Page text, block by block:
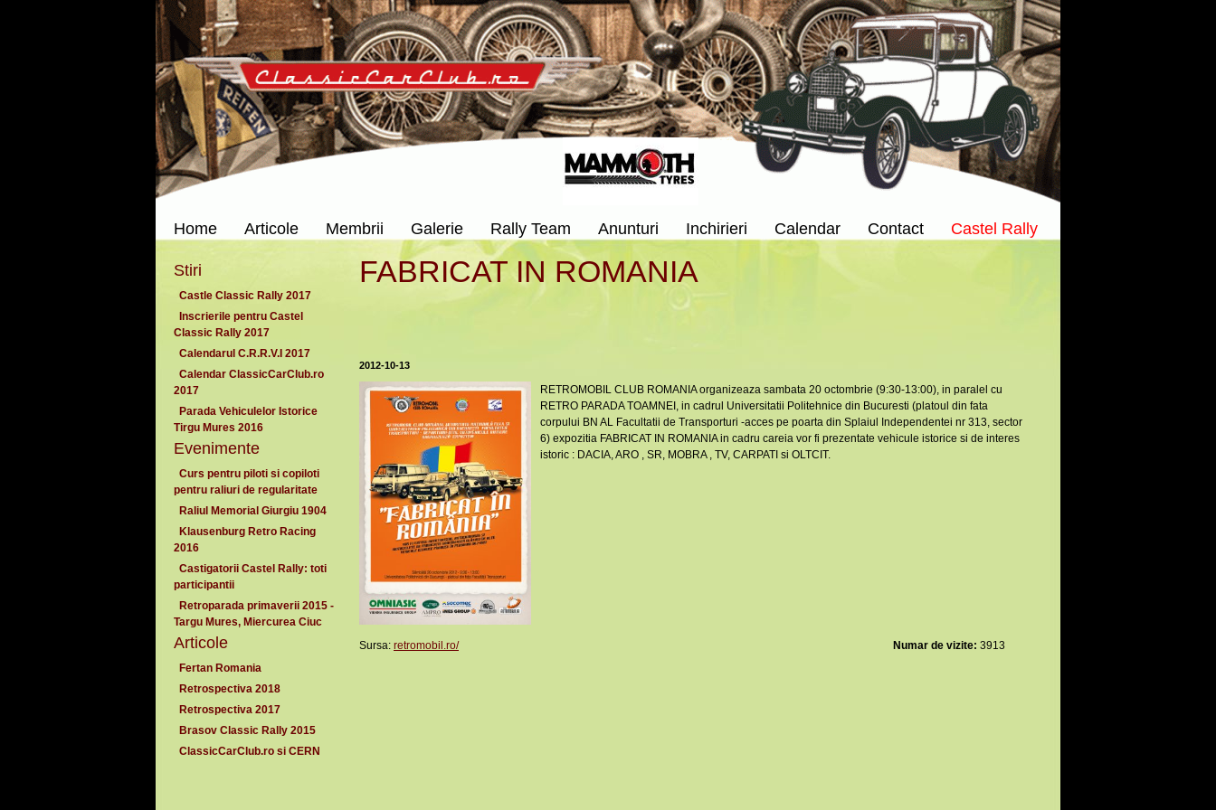
Home Articole Membrii Galerie Rally Team Anunturi Inchirieri Calendar Contact Castel Rally
Stiri
Castle Classic Rally 2017
Inscrierile pentru Castel
Classic Rally 2017
Calendarul C.R.R.V.I 2017
Calendar ClassicCarClub.ro
2017
Parada Vehiculelor Istorice
Tirgu Mures 2016
Evenimente
Curs pentru piloti si copiloti
pentru raliuri de regularitate
Raliul Memorial Giurgiu 1904
Klausenburg Retro Racing
2016
Castigatorii Castel Rally: toti
participantii
Retroparada primaverii 2015 -
Targu Mures, Miercurea Ciuc
Articole
Fertan Romania
Retrospectiva 2018
Retrospectiva 2017
Brasov Classic Rally 2015
ClassicCarClub.ro si CERN
FABRICAT IN ROMANIA
2012-10-13
RETROMOBIL CLUB ROMANIA organizeaza sambata 20 octombrie (9:30-13:00), in paralel cu
RETRO PARADA TOAMNEI, in cadrul Universitatii Politehnice din Bucuresti (platoul din fata
corpului BN AL Facultatii de Transporturi -acces pe poarta din Splaiul Independentei nr 313, sector
6) expozitia FABRICAT IN ROMANIA in cadru careia vor fi prezentate vehicule istorice si de interes
istoric : DACIA, ARO , SR, MOBRA , TV, CARPATI si OLTCIT.
Sursa: retromobil.ro/ Numar de vizite: 3913